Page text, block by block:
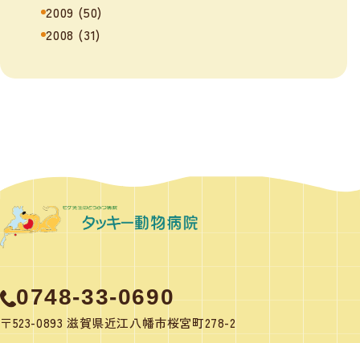
2009 (50)
2008 (31)
0748-33-0690
〒523-0893 滋賀県近江八幡市桜宮町278-2